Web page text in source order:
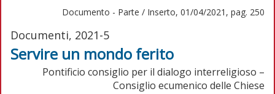
Documento - Parte / Inserto, 01/04/2021, pag. 250
Documenti, 2021-5
Servire un mondo ferito
Pontificio consiglio per il dialogo interreligioso –
Consiglio ecumenico delle Chiese